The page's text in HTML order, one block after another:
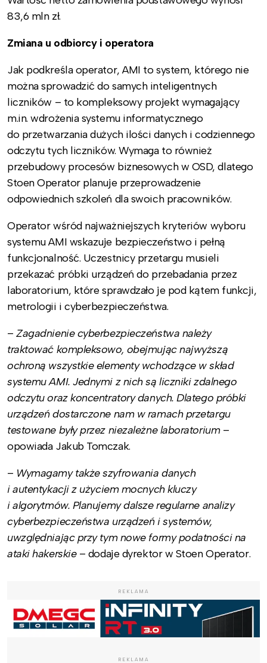
83,6 mln zł.
Zmiana u odbiorcy i operatora
Jak podkreśla operator, AMI to system, którego nie
można sprowadzić do samych inteligentnych
liczników – to kompleksowy projekt wymagający
m.in. wdrożenia systemu informatycznego
do przetwarzania dużych ilości danych i codziennego
odczytu tych liczników. Wymaga to również
przebudowy procesów biznesowych w OSD, dlatego
Stoen Operator planuje przeprowadzenie
odpowiednich szkoleń dla swoich pracowników.
Operator wśród najważniejszych kryteriów wyboru
systemu AMI wskazuje bezpieczeństwo i pełną
funkcjonalność. Uczestnicy przetargu musieli
przekazać próbki urządzeń do przebadania przez
laboratorium, które sprawdzało je pod kątem funkcji,
metrologii i cyberbezpieczeństwa.
–Zagadnienie cyberbezpieczeństwa należy
traktować kompleksowo, obejmując najwyższą
ochroną wszystkie elementy wchodzące w skład
systemu AMI. Jednymi z nich są liczniki zdalnego
odczytu oraz koncentratory danych. Dlatego próbki
urządzeń dostarczone nam w ramach przetargu
testowane były przez niezależne laboratorium–
opowiada Jakub Tomczak.
– Wymagamy także szyfrowania danych
i autentykacji z użyciem mocnych kluczy
i algorytmów. Planujemy dalsze regularne analizy
cyberbezpieczeństwa urządzeń i systemów,
uwzględniając przy tym nowe formy podatności na
ataki hakerskie– dodaje dyrektor w Stoen Operator.
REKLAMA
REKLAMA